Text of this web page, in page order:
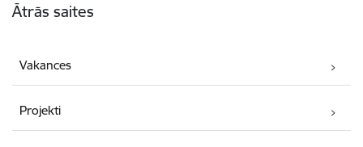
Ātrās saites
Vakances
Projekti